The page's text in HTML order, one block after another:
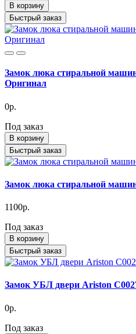
В корзину
Быстрый заказ
Замок люка стиральной
Оригинал
0р.
Под заказ
В корзину
Быстрый заказ
Замок люка стиральной
1100р.
Под заказ
В корзину
Быстрый заказ
Замок УБЛ двери Ariston
0р.
Под заказ